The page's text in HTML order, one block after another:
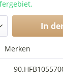
In
Merken